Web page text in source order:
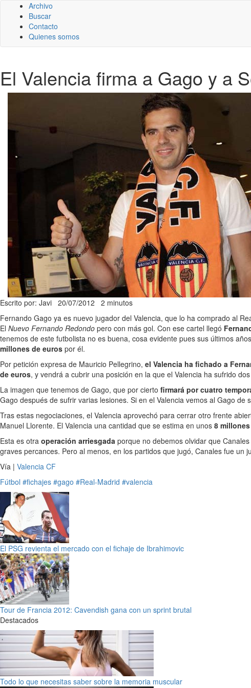
Archivo
Buscar
Contacto
Quienes somos
El Valencia firma a Gago y a
Escrito por: Javi 20/07/2012 2 minutos
Fernando Gago ya es nuevo jugador del Valencia, que lo ha comprado al
El Nuevo Fernando Redondo pero con más gol. Con ese cartel llegó
tenemos de este futbolista no es buena, cosa evidente pues sus últimos
millones de euros por él.
Por petición expresa de Mauricio Pellegrino, el Valencia ha fichado a
de euros, y vendrá a cubrir una posición en la que el Valencia ha sufrido
La imagen que tenemos de Gago, que por cierto firmará por cuatro
Gago después de sufrir varias lesiones. Si en el Valencia vemos al Gago
Tras estas negociaciones, el Valencia aprovechó para cerrar otro frente
Manuel Llorente. El Valencia una cantidad que se estima en unos 8
Esta es otra operación arriesgada porque no debemos olvidar que
graves percances. Pero al menos, en los partidos que jugó, Canales fue
Vía | Valencia CF
Fútbol #fichajes #gago #Real-Madrid #valencia
El PSG revienta el mercado con el fichaje de Ibrahimovic
Tour de Francia 2012: Cavendish gana con un sprint brutal
Destacados
Todo lo que necesitas saber sobre la memoria muscular